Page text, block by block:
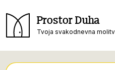
Prostor Duha
Tvoja svakodnevna